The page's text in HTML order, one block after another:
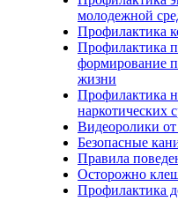
молодежной
Профилактика
Профилактика
формирование
жизни
Профилактика
наркотических
Видеоролики
Безопасные
Правила
Осторожно
Профилактика